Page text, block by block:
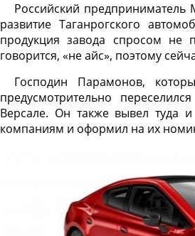
Российский
развитие Таганрогского
продукция завода спросом не
говорится, «не айс», поэтому
Господин Парамонов,
предусмотрительно
Версале. Он также вывел туда
компаниям и оформил на их